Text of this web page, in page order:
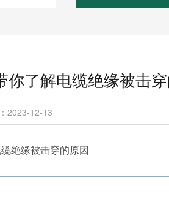
你了解电缆绝缘被击
2023-12-13
绝缘被击穿的原因